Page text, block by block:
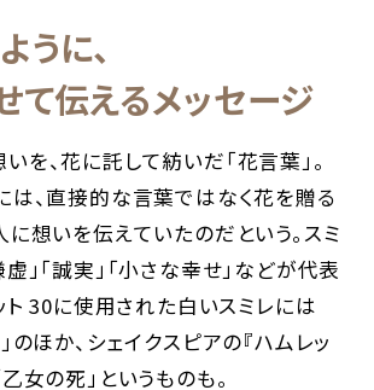
うに、
て伝えるメッセージ
を、花に託して紡いだ「花言葉」。
は、直接的な言葉ではなく花を贈る
に想いを伝えていたのだという。スミ
虚」「誠実」「小さな幸せ」などが代表
ト 30に使用された白いスミレには
のほか、シェイクスピアの『ハムレッ
女の死」というものも。